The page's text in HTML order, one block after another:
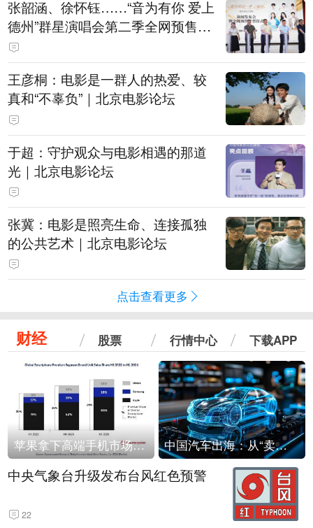
张韶涵、徐怀钰……“音为有你 爱上
德州”群星演唱会第二季全网预售开
票
王彦桐：电影是一群人的热爱、较
真和“不辜负”｜北京电影论坛
于超：守护观众与电影相遇的那道
光｜北京电影论坛
张冀：电影是照亮生命、连接孤独
的公共艺术｜北京电影论坛
点击查看更多
财经 股票 行情中心 下载APP
苹果拿下高端手机市场65%的份额：iPhone 17系列功不可没 中国汽车出海：从“卖出去”到“走进去”
中央气象台升级发布台风红色预警
22